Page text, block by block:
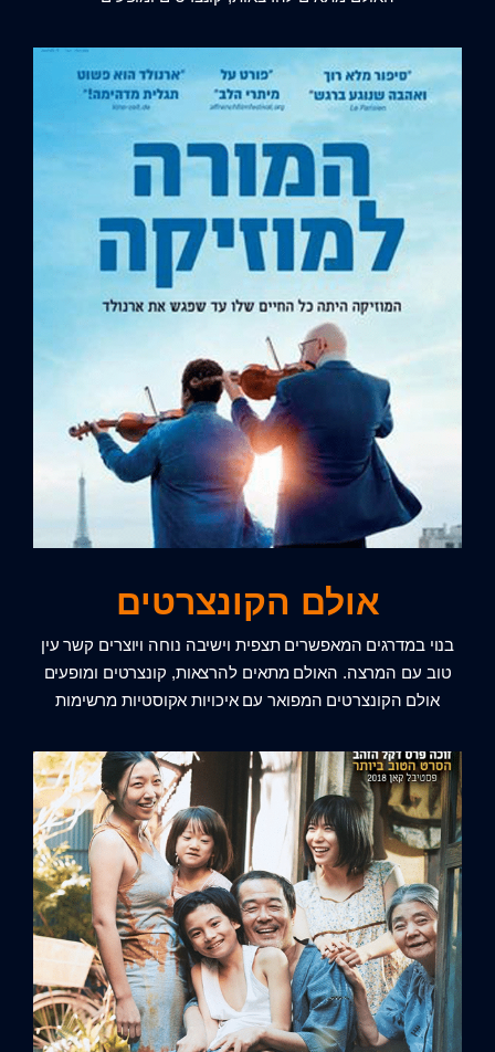
אולם הקונצרטים
בנוי במדרגים המאפשרים תצפית וישיבה נוחה ויוצרים קשר עין
טוב עם המרצה. האולם מתאים להרצאות, קונצרטים ומופעים
אולם הקונצרטים המפואר עם איכויות אקוסטיות מרשימות